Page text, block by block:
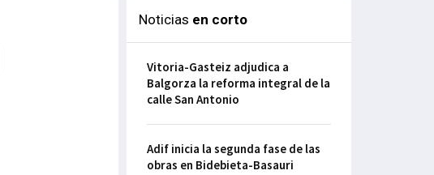
Noticias en corto
Vitoria-Gasteiz adjudica a
Balgorza la reforma integral de la
calle San Antonio
Adif inicia la segunda fase de las
obras en Bidebieta-Basauri